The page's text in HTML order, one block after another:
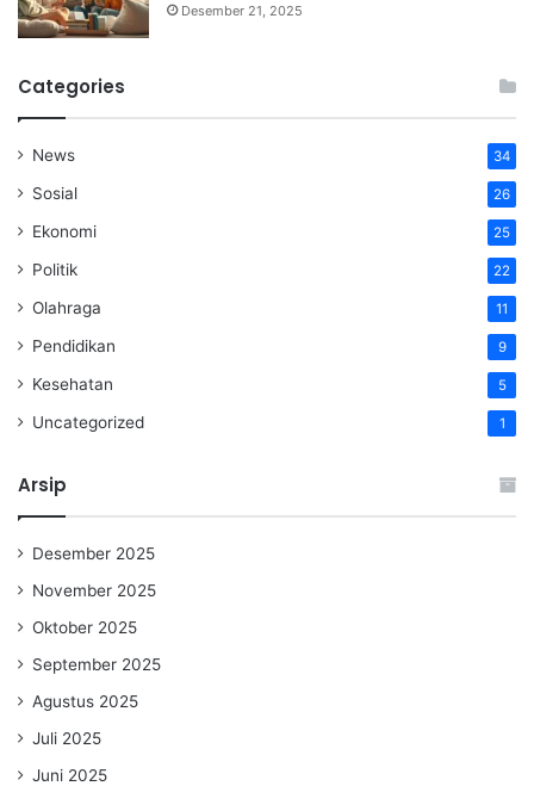
Desember 21, 2025
Categories
News 34
Sosial 26
Ekonomi 25
Politik 22
Olahraga 11
Pendidikan 9
Kesehatan 5
Uncategorized 1
Arsip
Desember 2025
November 2025
Oktober 2025
September 2025
Agustus 2025
Juli 2025
Juni 2025